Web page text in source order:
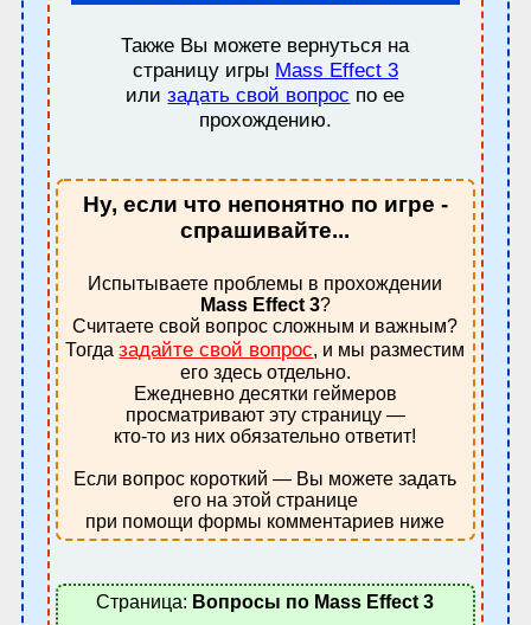
Также Вы можете вернуться на
страницу игры Mass Effect 3
илизадать свой вопрос по ее
прохождению.
Ну, если что непонятно по игре -
спрашивайте...
Испытываете проблемы в прохождении
Mass Effect 3?
Считаете свой вопрос сложным и важным?
Тогдазадайте свой вопрос, и мы разместим
его здесь отдельно.
Ежедневно десятки геймеров
просматривают эту страницу —
кто-то из них обязательно ответит!
Если вопрос короткий — Вы можете задать
его на этой странице
при помощи формы комментариев ниже
Страница: Вопросы по Mass Effect 3